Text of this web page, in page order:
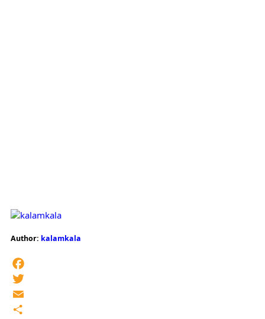
Author: kalamkala
Facebook
Twitter
Email